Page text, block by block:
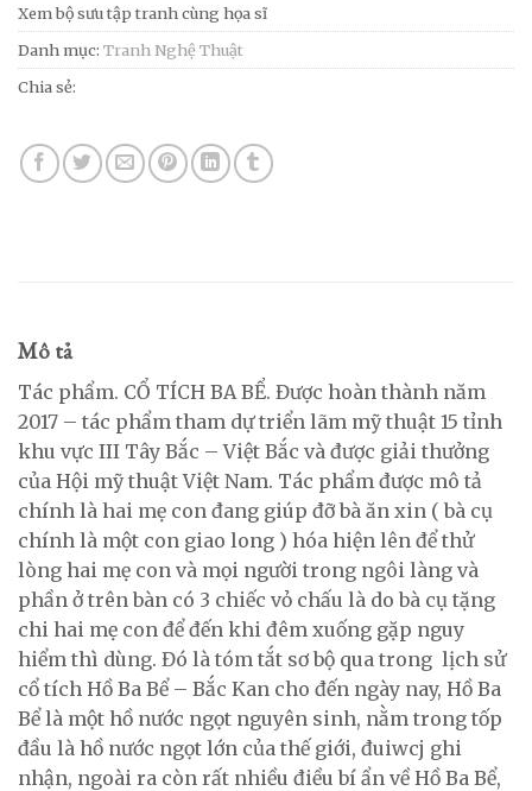
Xem bộ sưu tập tranh cùng họa sĩ
Danh mục: Tranh Nghệ Thuật
Chia sẻ:
Mô tả
Tác phẩm. CỔ TÍCH BA BỂ. Được hoàn thành năm
2017 – tác phẩm tham dự triển lãm mỹ thuật 15 tỉnh
khu vực III Tây Bắc – Việt Bắc và được giải thưởng
của Hội mỹ thuật Việt Nam. Tác phẩm được mô tả
chính là hai mẹ con đang giúp đỡ bà ăn xin ( bà cụ
chính là một con giao long ) hóa hiện lên để thử
lòng hai mẹ con và mọi người trong ngôi làng và
phần ở trên bàn có 3 chiếc vỏ chấu là do bà cụ tặng
chi hai mẹ con để đến khi đêm xuống gặp nguy
hiểm thì dùng. Đó là tóm tắt sơ bộ qua trong lịch sử
cổ tích Hồ Ba Bể – Bắc Kan cho đến ngày nay, Hồ Ba
Bể là một hồ nước ngọt nguyên sinh, nằm trong tốp
đầu là hồ nước ngọt lớn của thế giới, đuiwcj ghi
nhận, ngoài ra còn rất nhiều điều bí ẩn về Hồ Ba Bể,